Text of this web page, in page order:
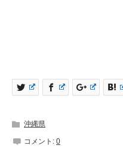
沖縄県
コメント: 0